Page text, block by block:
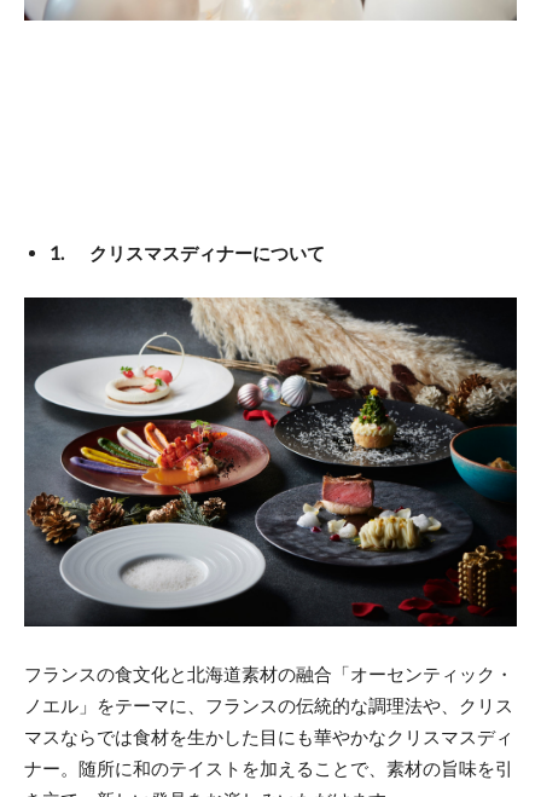
1. クリスマスディナーについて
フランスの食文化と北海道素材の融合「オーセンティック・
ノエル」をテーマに、フランスの伝統的な調理法や、クリス
マスならでは食材を生かした目にも華やかなクリスマスディ
ナー。随所に和のテイストを加えることで、素材の旨味を引